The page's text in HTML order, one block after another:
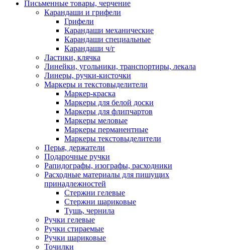
Письменные товары, черчение
Карандаши и грифели
Грифели
Карандаши механические
Карандаши специальные
Карандаши ч/г
Ластики, клячка
Линейки, угольники, транспортиры, лекала
Линеры, ручки-кисточки
Маркеры и текстовыделители
Маркер-краска
Маркеры для белой доски
Маркеры для флипчартов
Маркеры меловые
Маркеры перманентные
Маркеры текстовыделители
Перья, держатели
Подарочные ручки
Рапидографы, изографы, расходники
Расходные материалы для пишущих
принадлежностей
Стержни гелевые
Стержни шариковые
Тушь, чернила
Ручки гелевые
Ручки стираемые
Ручки шариковые
Точилки